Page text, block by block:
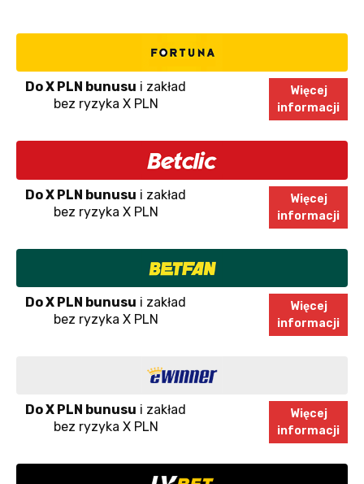
Do X PLN bunusu i zakład
bez ryzyka X PLN
Więcej
informacji
Do X PLN bunusu i zakład
bez ryzyka X PLN
Więcej
informacji
Do X PLN bunusu i zakład
bez ryzyka X PLN
Więcej
informacji
Do X PLN bunusu i zakład
bez ryzyka X PLN
Więcej
informacji